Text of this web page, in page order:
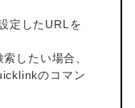
定したURLを
したい場合、
のコマン